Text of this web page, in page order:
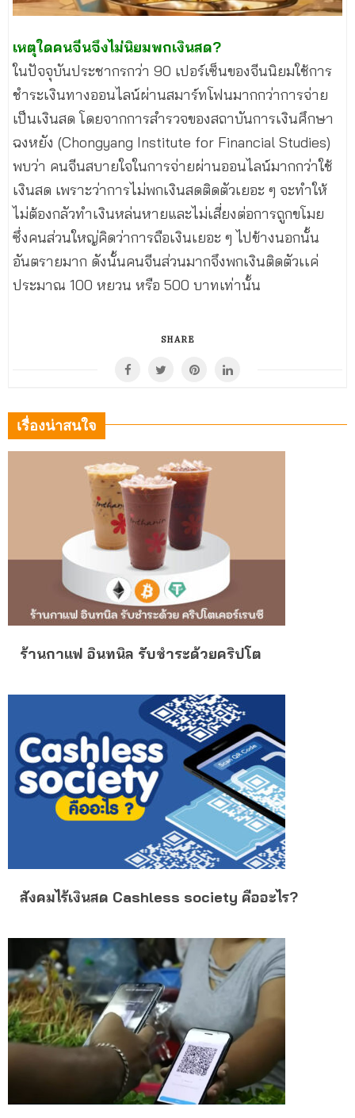
เหตุใดคนจีนจึงไม่นิยมพกเงินสด?
ในปัจจุบันประชากรกว่า 90 เปอร์เซ็นของจีนนิยมใช้การ
ชำระเงินทางออนไลน์ผ่านสมาร์ทโฟนมากกว่าการจ่าย
เป็นเงินสด โดยจากการสำรวจของสถาบันการเงินศึกษา
ฉงหยัง (Chongyang Institute for Financial Studies)
พบว่า คนจีนสบายใจในการจ่ายผ่านออนไลน์มากกว่าใช้
เงินสด เพราะว่าการไม่พกเงินสดติดตัวเยอะ ๆ จะทำให้
ไม่ต้องกลัวทำเงินหล่นหายและไม่เสี่ยงต่อการถูกขโมย
ซึ่งคนส่วนใหญ่คิดว่าการถือเงินเยอะ ๆ ไปข้างนอกนั้น
อันตรายมาก ดังนั้นคนจีนส่วนมากจึงพกเงินติดตัวเเค่
ประมาณ 100 หยวน หรือ 500 บาทเท่านั้น
SHARE
เรื่องน่าสนใจ
ร้านกาแฟ อินทนิล รับชำระด้วยคริปโต
สังคมไร้เงินสด Cashless society คืออะไร?